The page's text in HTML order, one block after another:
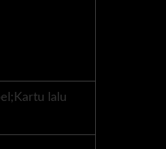
lalu